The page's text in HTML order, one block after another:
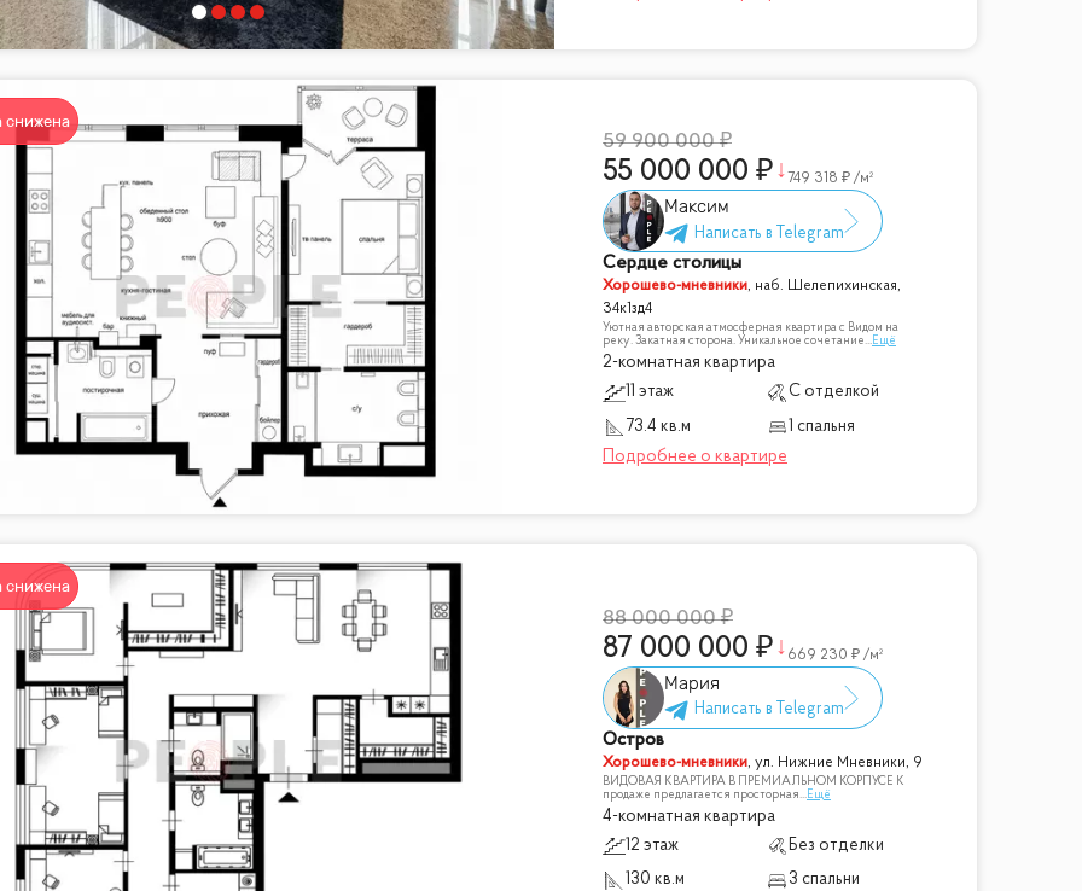
снижена
59 900 000
55 000 000 749 318 /м²
Максим
Сердце столицы
Хорошево-мневники, наб. Шелепихинская,
34к1зд4
Уютная авторская атмосферная квартира с Видом на
реку. Закатная сторона. Уникальное сочетание...Ещё
2-комнатная квартира
11 этаж
С отделкой
73.4 кв.м
1 спальня
снижена
88 000 000
87 000 000 669 230 /м²
Мария
Остров
Хорошево-мневники, ул. Нижние Мневники, 9
ВИДОВАЯ КВАРТИРА В ПРЕМИАЛЬНОМ КОРПУСЕ К
продаже предлагается просторная...Ещё
4-комнатная квартира
12 этаж
Без отделки
130 кв.м
3 спальни